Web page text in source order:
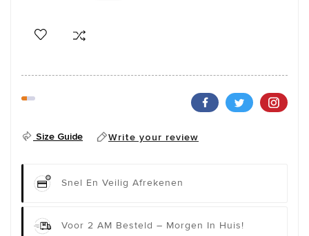
Size Guide Write your review
Snel En Veilig Afrekenen
Voor 2 AM Besteld – Morgen In Huis!